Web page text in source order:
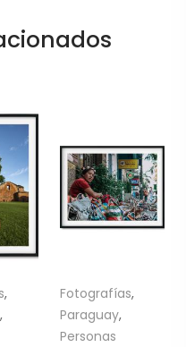
,
,
Fotografías,
Paraguay,
Personas